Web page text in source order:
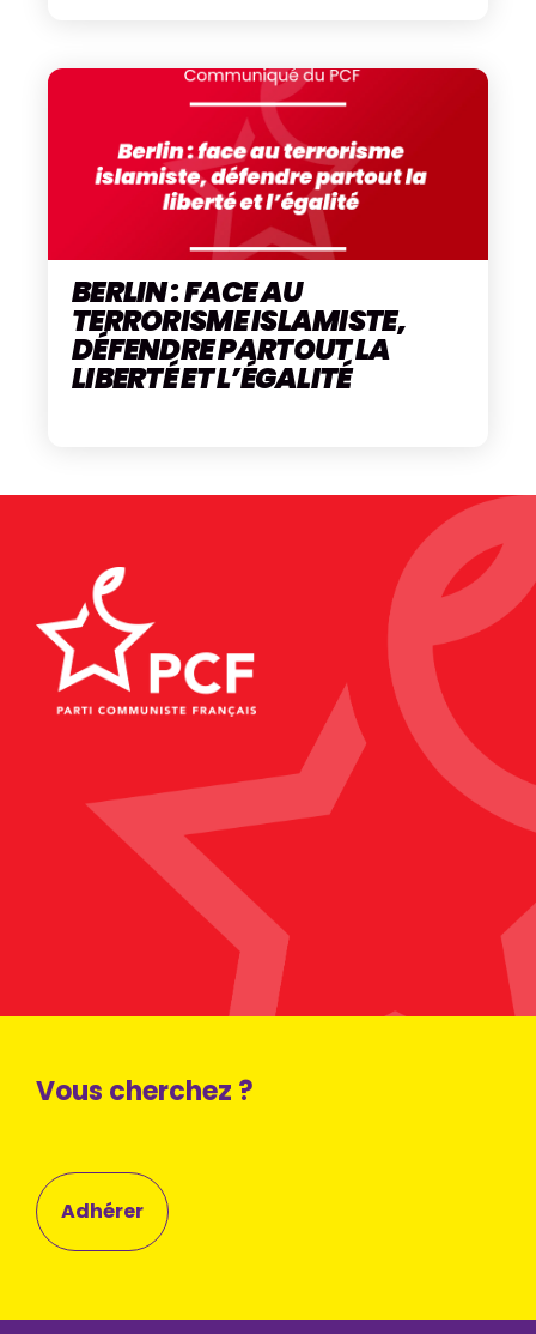
BERLIN : FACE AU
TERRORISME ISLAMISTE,
DÉFENDRE PARTOUT LA
LIBERTÉ ET L’ÉGALITÉ
Vous cherchez ?
Adhérer